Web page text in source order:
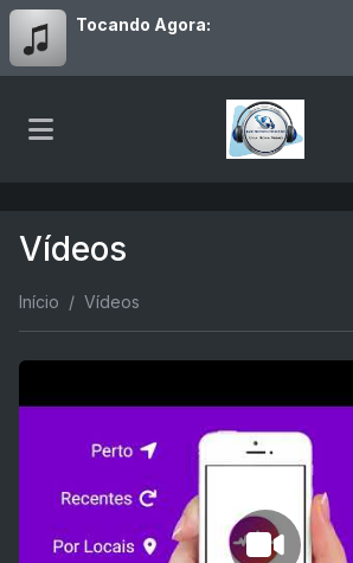
Tocando Agora:
Vídeos
Início Vídeos